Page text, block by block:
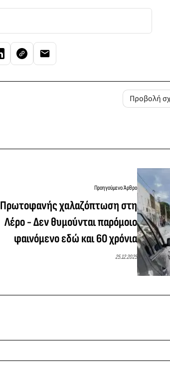
Προβολή
Προηγούμενο Άρθρο
Πρωτοφανής χαλαζόπτωση στη
Λέρο - Δεν θυμούνται παρόμοιο
φαινόμενο εδώ και 60 χρόνια
25.12.2025